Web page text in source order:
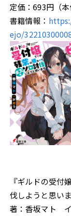
定価：693円（本
書籍情報：
ejo/
『ギルドの受付
伐しようと思い
著：香坂マト